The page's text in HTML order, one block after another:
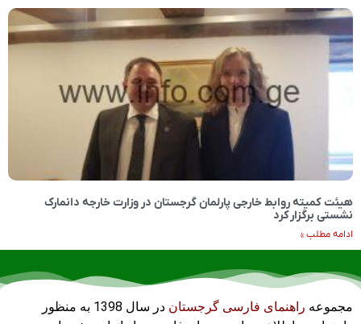
هیئت کمیته روابط خارجی پارلمان گرجستان در وزارت خارجه دانمارک
نشستی برگزار کرد
ادامه مطلب »
مجموعه راهنمای فارسی گرجستان
در سال 1398 به منظور